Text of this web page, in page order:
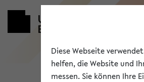
Diese Webseite
helfen, die Website und
messen. Sie können Ihre